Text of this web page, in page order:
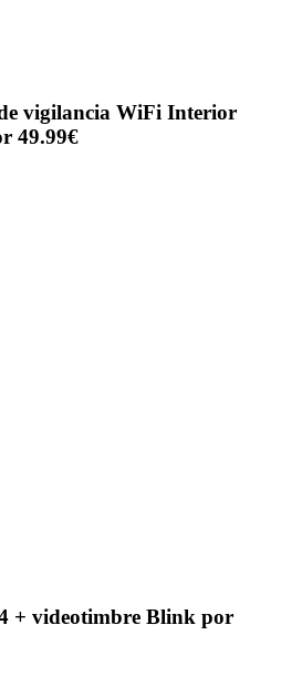
vigilancia WiFi Interior
49.99€
+ videotimbre Blink por